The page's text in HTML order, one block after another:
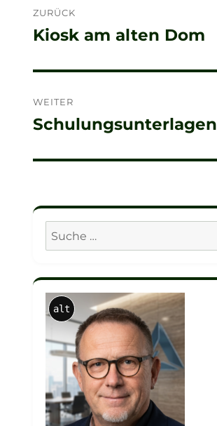
ZURÜCK
Vorheriger
Kiosk am alten Dom
WEITER
Nächster
Schulungsunterlagen
Suche
nach:
alt